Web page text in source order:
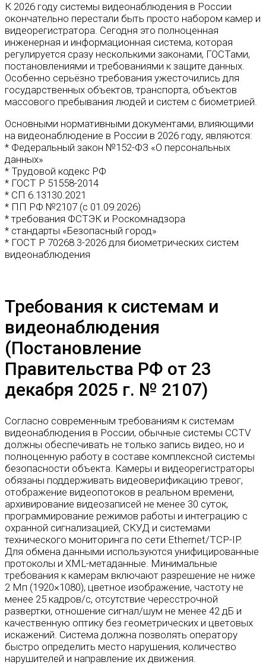
К 2026 году системы видеонаблюдения в России
окончательно перестали быть просто набором камер и
видеорегистратора. Сегодня это полноценная
инженерная и информационная система, которая
регулируется сразу несколькими законами, ГОСТами,
постановлениями и требованиями к защите данных.
Особенно серьёзно требования ужесточились для
государственных объектов, транспорта, объектов
массового пребывания людей и систем с биометрией.
Основными нормативными документами, влияющими
на видеонаблюдение в России в 2026 году, являются:
* Федеральный закон №152-ФЗ «О персональных
данных»
* Трудовой кодекс РФ
* ГОСТ Р 51558-2014
* СП 6.13130.2021
* ПП РФ №2107 (с 01.09.2026)
* требования ФСТЭК и Роскомнадзора
* стандарты «Безопасный город»
* ГОСТ Р 70268.3-2026 для биометрических систем
видеонаблюдения
Требования к системам и
видеонаблюдения
(Постановление
Правительства РФ от 23
декабря 2025 г. № 2107)
Согласно современным требованиям к системам
видеонаблюдения в России, обычные системы CCTV
должны обеспечивать не только запись видео, но и
полноценную работу в составе комплексной системы
безопасности объекта. Камеры и видеорегистраторы
обязаны поддерживать видеоверификацию тревог,
отображение видеопотоков в реальном времени,
архивирование видеозаписей не менее 30 суток,
программирование режимов работы и интеграцию с
охранной сигнализацией, СКУД и системами
технического мониторинга по сети Ethernet/TCP-IP.
Для обмена данными используются унифицированные
протоколы и XML-метаданные. Минимальные
требования к камерам включают разрешение не ниже
2 Мп (1920×1080), цветное изображение, частоту не
менее 25 кадров/с, отсутствие чересстрочной
развертки, отношение сигнал/шум не менее 42 дБ и
качественную оптику без геометрических и цветовых
искажений. Система должна позволять оператору
быстро определить место нарушения, количество
нарушителей и направление их движения.